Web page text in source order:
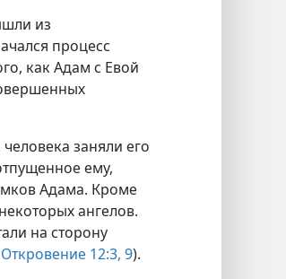
из
процесс
как Адам с Евой
заняли его
ему,
Адама. Кроме
ангелов.
на сторону
Откровение 12:3, 9).